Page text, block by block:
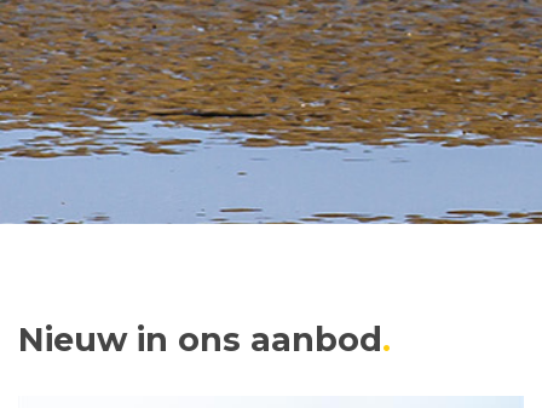
Nieuw in ons aanbod